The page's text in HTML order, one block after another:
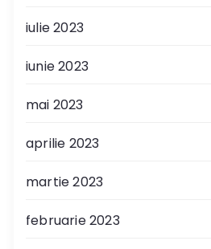
iulie 2023
iunie 2023
mai 2023
aprilie 2023
martie 2023
februarie 2023